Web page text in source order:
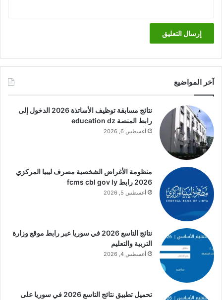
آخر المواضيع
نتائج مسابقة توظيف الأساتذة 2026 الدخول إلى
رابط المنصة education dz
أغسطس 6, 2026
منظومة الأغراض الشخصية مصرف ليبيا المركزي
2026 رابط fcms cbl gov ly
أغسطس 5, 2026
نتائج التاسع 2026 في سوريا عبر رابط موقع وزارة
التربية والتعليم
أغسطس 4, 2026
تحميل تطبيق نتائج التاسع 2026 في سوريا على